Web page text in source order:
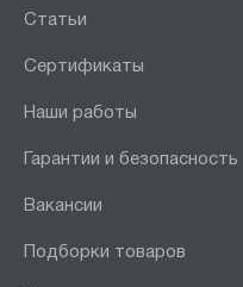
Статьи
Сертификаты
Наши работы
Гарантии и безопасность
Вакансии
Подборки товаров